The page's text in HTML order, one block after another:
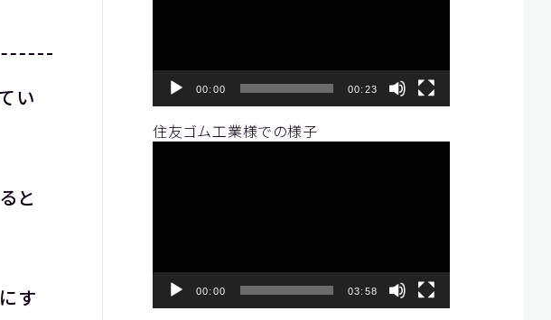
い
と
す
00:00 00:23
住友ゴム工業様での様子
00:00 03:58